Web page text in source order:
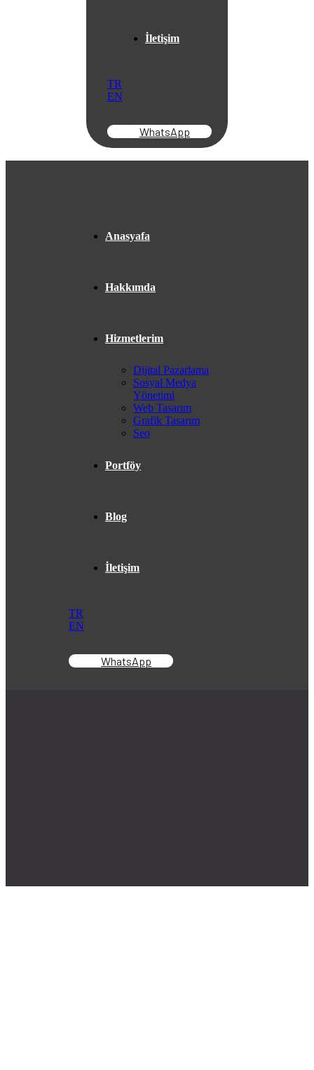
İletişim
TR
EN
WhatsApp
Anasyafa
Hakkımda
Hizmetlerim
Dijital Pazarlama
Sosyal Medya
Yönetimi
Web Tasarım
Grafik Tasarım
Seo
Portföy
Blog
İletişim
TR
EN
WhatsApp